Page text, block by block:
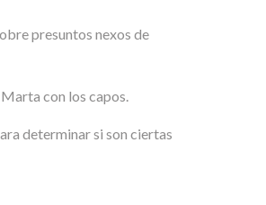
presuntos nexos de
con los capos.
determinar si son ciertas